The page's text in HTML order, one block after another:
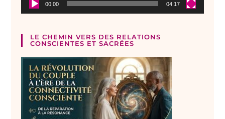
00:00 04:17
LE CHEMIN VERS DES RELATIONS
CONSCIENTES ET SACRÉES